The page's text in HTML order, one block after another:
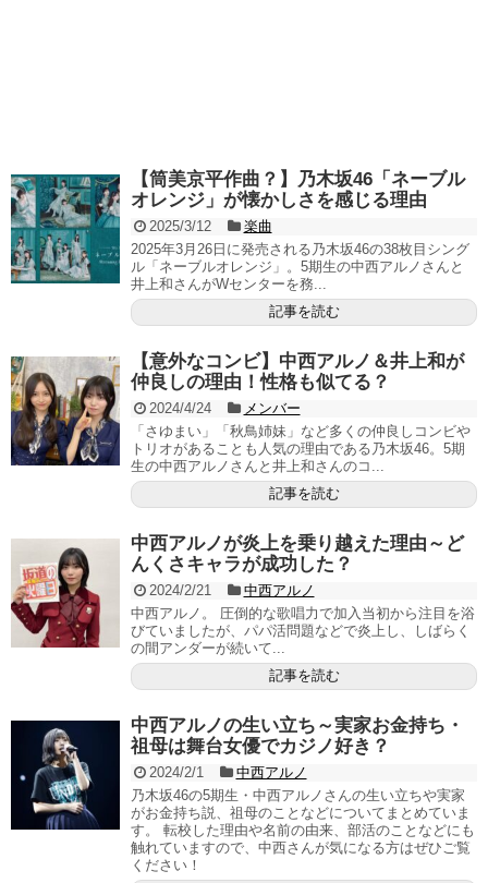
【筒美京平作曲？】乃木坂46「ネーブル
オレンジ」が懐かしさを感じる理由
2025/3/12
楽曲
2025年3月26日に発売される乃木坂46の38枚目シング
ル「ネーブルオレンジ」。5期生の中西アルノさんと
井上和さんがWセンターを務...
記事を読む
【意外なコンビ】中西アルノ＆井上和が
仲良しの理由！性格も似てる？
2024/4/24
メンバー
「さゆまい」「秋鳥姉妹」など多くの仲良しコンビや
トリオがあることも人気の理由である乃木坂46。5期
生の中西アルノさんと井上和さんのコ...
記事を読む
中西アルノが炎上を乗り越えた理由～ど
んくさキャラが成功した？
2024/2/21
中西アルノ
中西アルノ。 圧倒的な歌唱力で加入当初から注目を浴
びていましたが、パパ活問題などで炎上し、しばらく
の間アンダーが続いて...
記事を読む
中西アルノの生い立ち～実家お金持ち・
祖母は舞台女優でカジノ好き？
2024/2/1
中西アルノ
乃木坂46の5期生・中西アルノさんの生い立ちや実家
がお金持ち説、祖母のことなどについてまとめていま
す。 転校した理由や名前の由来、部活のことなどにも
触れていますので、中西さんが気になる方はぜひご覧
ください！